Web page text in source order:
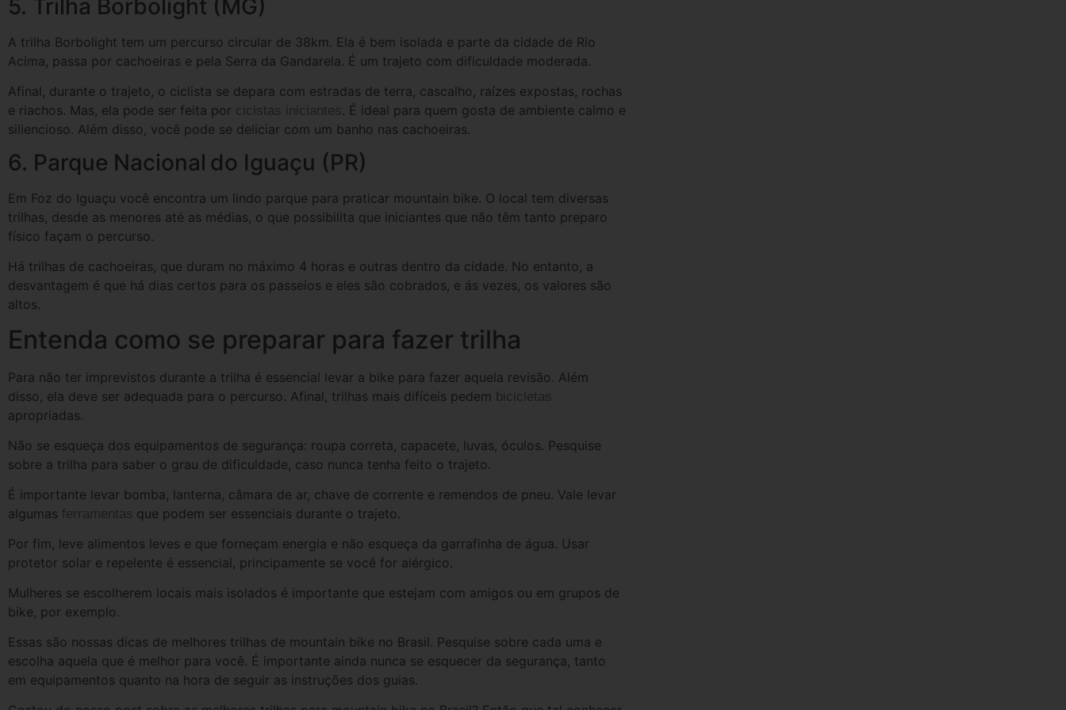
5. Trilha Borbolight (MG)
A trilha Borbolight tem um percurso circular de 38km. Ela é bem isolada e parte da cidade de Rio
Acima, passa por cachoeiras e pela Serra da Gandarela. É um trajeto com dificuldade moderada.
Afinal, durante o trajeto, o ciclista se depara com estradas de terra, cascalho, raízes expostas, rochas
e riachos. Mas, ela pode ser feita por cicistas iniciantes . É ideal para quem gosta de ambiente calmo e
siliencioso. Além disso, você pode se deliciar com um banho nas cachoeiras.
6. Parque Nacional do Iguaçu (PR)
Em Foz do Iguaçu você encontra um lindo parque para praticar mountain bike. O local tem diversas
trilhas, desde as menores até as médias, o que possibilita que iniciantes que não têm tanto preparo
físico façam o percurso.
Há trilhas de cachoeiras, que duram no máximo 4 horas e outras dentro da cidade. No entanto, a
desvantagem é que há dias certos para os passeios e eles são cobrados, e ás vezes, os valores são
altos.
Entenda como se preparar para fazer trilha
Para não ter imprevistos durante a trilha é essencial levar a bike para fazer aquela revisão. Além
disso, ela deve ser adequada para o percurso. Afinal, trilhas mais difíceis pedem bicicletas
apropriadas.
Não se esqueça dos equipamentos de segurança: roupa correta, capacete, luvas, óculos. Pesquise
sobre a trilha para saber o grau de dificuldade, caso nunca tenha feito o trajeto.
É importante levar bomba, lanterna, câmara de ar, chave de corrente e remendos de pneu. Vale levar
algumas ferramentas que podem ser essenciais durante o trajeto.
Por fim, leve alimentos leves e que forneçam energia e não esqueça da garrafinha de água. Usar
protetor solar e repelente é essencial, principamente se você for alérgico.
Mulheres se escolherem locais mais isolados é importante que estejam com amigos ou em grupos de
bike, por exemplo.
Essas são nossas dicas de melhores trilhas de mountain bike no Brasil. Pesquise sobre cada uma e
escolha aquela que é melhor para você. É importante ainda nunca se esquecer da segurança, tanto
em equipamentos quanto na hora de seguir as instruções dos guias.